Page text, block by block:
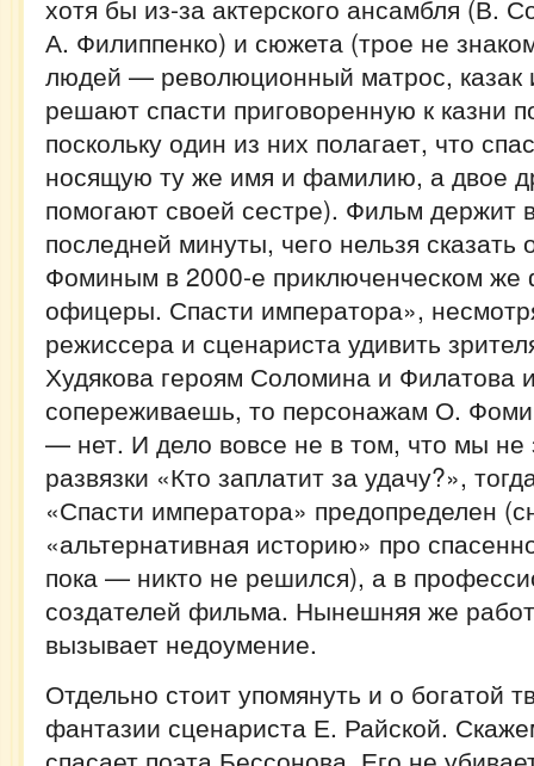
хотя бы из-за актерского ансамбля (В.
А. Филиппенко) и сюжета (трое не
людей — революционный матрос, казак
решают спасти приговоренную к казни
поскольку один из них полагает, что
носящую ту же имя и фамилию, а двое
помогают своей сестре). Фильм держит
последней минуты, чего нельзя сказать
Фоминым в 2000-е приключенческом же
офицеры. Спасти императора»,
режиссера и сценариста удивить
Худякова героям Соломина и Филатова
сопереживаешь, то персонажам О.
— нет. И дело вовсе не в том, что мы не
развязки «Кто заплатит за удачу?»,
«Спасти императора» предопределен
«альтернативная историю» про
пока — никто не решился), а в
создателей фильма. Нынешняя же
вызывает недоумение.
Отдельно стоит упомянуть и о богатой
фантазии сценариста Е. Райской.